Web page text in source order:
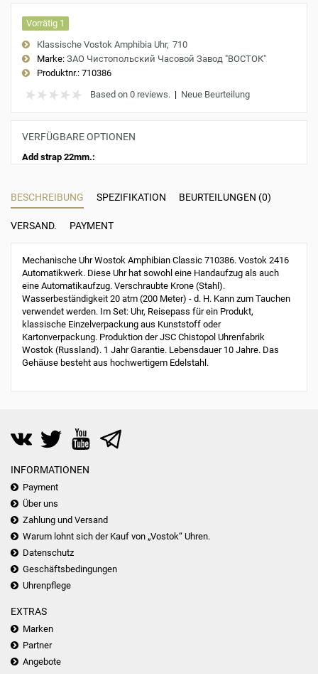
Vorrätig 1
Klassische Vostok Amphibia Uhr 710
Marke: ЗАО Чистопольский Часовой Завод "ВОСТОК"
Produktnr.: 710386
Based on 0 reviews. | Neue Beurteilung
VERFÜGBARE OPTIONEN
Add strap 22mm.:
BESCHREIBUNG SPEZIFIKATION BEURTEILUNGEN (0)
VERSAND. PAYMENT
Mechanische Uhr Wostok Amphibian Classic 710386. Vostok 2416
Automatikwerk. Diese Uhr hat sowohl eine Handaufzug als auch
eine Automatikaufzug. Verschraubte Krone (Stahl).
Wasserbeständigkeit 20 atm (200 Meter) - d. H. Kann zum Tauchen
verwendet werden. Im Set: Uhr, Reisepass für ein Produkt,
klassische Einzelverpackung aus Kunststoff oder
Kartonverpackung. Produktion der JSC Chistopol Uhrenfabrik
Wostok (Russland). 1 Jahr Garantie. Lebensdauer 10 Jahre. Das
Gehäuse besteht aus hochwertigem Edelstahl.
INFORMATIONEN
Payment
Über uns
Zahlung und Versand
Warum lohnt sich der Kauf von „Vostok“ Uhren.
Datenschutz
Geschäftsbedingungen
Uhrenpflege
EXTRAS
Marken
Partner
Angebote